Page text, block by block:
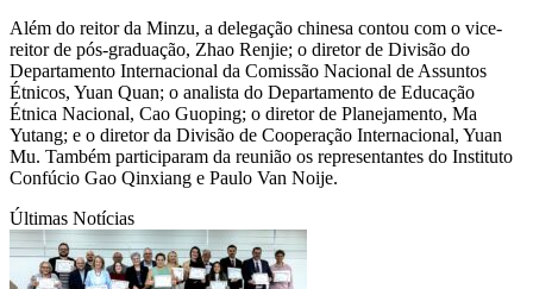
Além do reitor da Minzu, a delegação chinesa contou com o vice-
reitor de pós-graduação, Zhao Renjie; o diretor de Divisão do
Departamento Internacional da Comissão Nacional de Assuntos
Étnicos, Yuan Quan; o analista do Departamento de Educação
Étnica Nacional, Cao Guoping; o diretor de Planejamento, Ma
Yutang; e o diretor da Divisão de Cooperação Internacional, Yuan
Mu. Também participaram da reunião os representantes do Instituto
Confúcio Gao Qinxiang e Paulo Van Noije.
Últimas Notícias